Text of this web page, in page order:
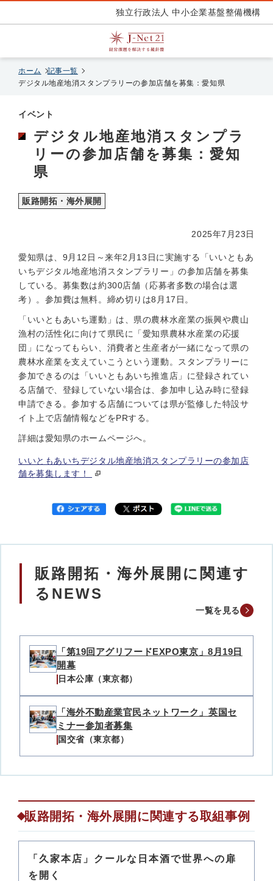
独立行政法人 中小企業基盤整備機構
ホーム
記事一覧
デジタル地産地消スタンプラリーの参加店舗を募集：愛知県
イベント
デジタル地産地消スタンプラ
リーの参加店舗を募集：愛知
県
販路開拓・海外展開
2025年7月23日
愛知県は、9月12日～来年2月13日に実施する「いいともあ
いちデジタル地産地消スタンプラリー」の参加店舗を募集
している。募集数は約300店舗（応募者多数の場合は選
考）。参加費は無料。締め切りは8月17日。
「いいともあいち運動」は、県の農林水産業の振興や農山
漁村の活性化に向けて県民に「愛知県農林水産業の応援
団」になってもらい、消費者と生産者が一緒になって県の
農林水産業を支えていこうという運動。スタンプラリーに
参加できるのは「いいともあいち推進店」に登録されてい
る店舗で、登録していない場合は、参加申し込み時に登録
申請できる。参加する店舗については県が監修した特設サ
イト上で店舗情報などをPRする。
詳細は愛知県のホームページへ。
いいともあいちデジタル地産地消スタンプラリーの参加店
舗を募集します！
販路開拓・海外展開に関連す
るNEWS
一覧を見る
「第19回アグリフードEXPO東京」8月19日
開幕
日本公庫（東京都）
「海外不動産業官民ネットワーク」英国セ
ミナー参加者募集
国交省（東京都）
販路開拓・海外展開に関連する取組事例
「久家本店」クールな日本酒で世界への扉
を開く